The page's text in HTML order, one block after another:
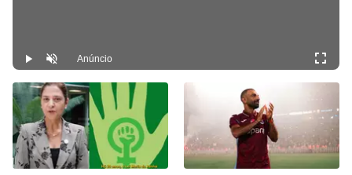
Play DesmutarAnúncio